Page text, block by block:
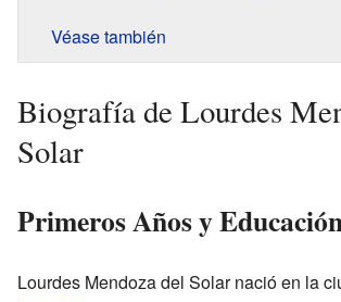
Véase también
Biografía de Lourdes
Solar
Primeros Años y
Lourdes Mendoza del Solar nació en la